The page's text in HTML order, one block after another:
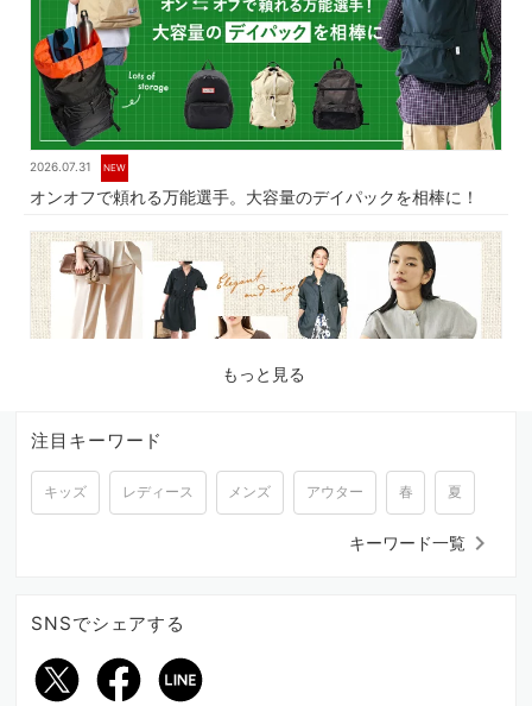
2026.07.31 NEW
オンオフで頼れる万能選手。大容量のデイパックを相棒に！
2026.07.17
もっと見る
注目キーワード
キッズ レディース メンズ アウター 春 夏
キーワード一覧keyboard_arrow_right
SNSでシェアする